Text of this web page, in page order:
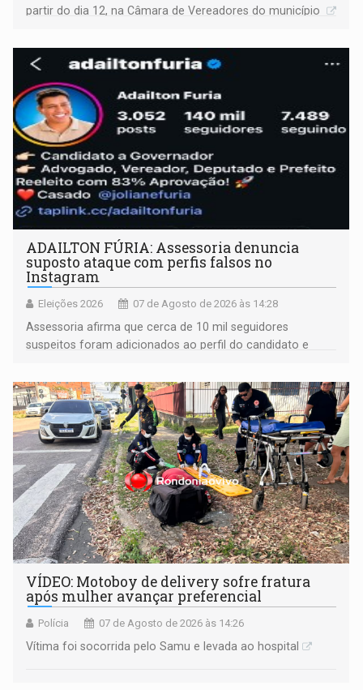
partir do dia 12, na Câmara de Vereadores do município
ADAILTON FÚRIA: Assessoria denuncia
suposto ataque com perfis falsos no
Instagram
Eleições 2026 07 de Agosto de 2026 às 14:28
Assessoria afirma que cerca de 10 mil seguidores
suspeitos foram adicionados ao perfil do candidato e
remover as contas
VÍDEO: Motoboy de delivery sofre fratura
após mulher avançar preferencial
Polícia 07 de Agosto de 2026 às 14:26
Vítima foi socorrida pelo Samu e levada ao hospital